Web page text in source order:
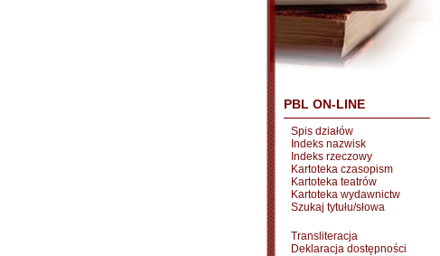
PBL ON-LINE
Spis działów
Indeks nazwisk
Indeks rzeczowy
Kartoteka czasopism
Kartoteka teatrów
Kartoteka wydawnictw
Szukaj tytułu/słowa
Transliteracja
Deklaracja dostępności